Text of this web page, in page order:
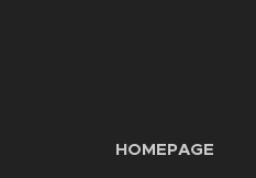
HOMEPAGE